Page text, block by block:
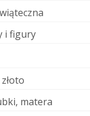
i figury
matera